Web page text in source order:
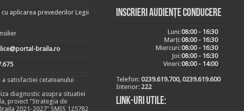
aplicarea prevederilor Legii
braila.ro
satisfactiei cetateanului
diagnostic asupra situatiei
proiect "Strategia de
2021-2027" SMIS 125782
Inscrieri audiențe conducere
Luni:08:00 - 16:30
Marți:08:00 - 16:30
Miercuri:08:00 - 16:30
Joi:08:00 - 16:30
Vineri:08:00 - 14:00
Telefon: 0239.619.700, 0239.619.600
Interior: 222
Link-uri utile: